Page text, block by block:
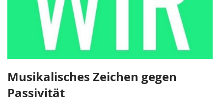
Musikalisches Zeichen gegen
Passivität